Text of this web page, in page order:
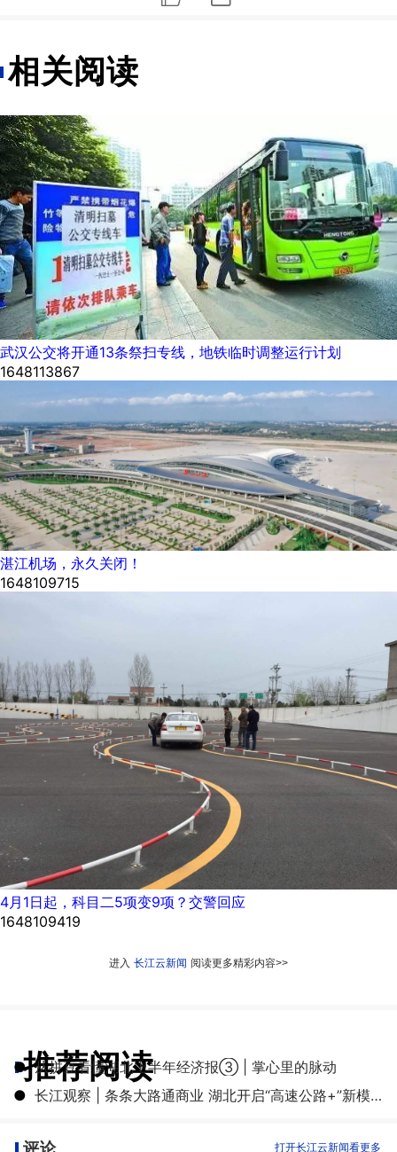
相关阅读
武汉公交将开通13条祭扫专线，地铁临时调整运行计划
1648113867
湛江机场，永久关闭！
1648109715
4月1日起，科目二5项变9项？交警回应
1648109419
进入 长江云新闻 阅读更多精彩内容>>
推荐阅读
● 从拼豆看懂湖北上半年经济报③ | 掌心里的脉动
●
长江观察 | 条条大路通商业 湖北开启“高速公路+”新模式
评论 打开长江云新闻看更多